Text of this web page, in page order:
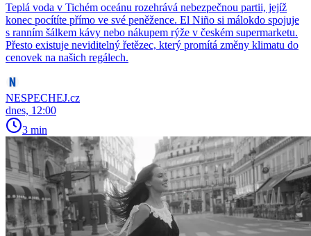
Teplá voda v Tichém oceánu rozehrává nebezpečnou partii, jejíž
konec pocítíte přímo ve své peněžence. El Niño si málokdo spojuje
s ranním šálkem kávy nebo nákupem rýže v českém supermarketu.
Přesto existuje neviditelný řetězec, který promítá změny klimatu do
cenovek na našich regálech.
NESPECHEJ.cz
dnes, 12:00
3 min